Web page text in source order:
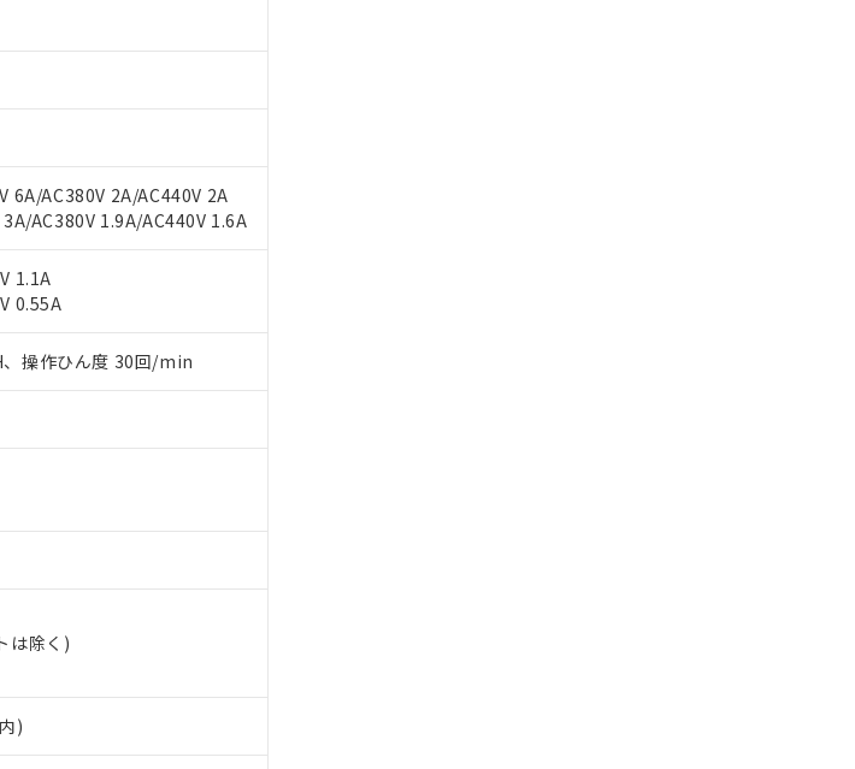
6A/AC380V 2A/AC440V 2A
AC380V 1.9A/AC440V 1.6A
1.1A
0.55A
操作ひん度 30回/min
は除く)
)
取引先、またはお客様担当のオムロン制御機器販売店・
販売ネットワーク
」をご確認ください。
承諾なく第三者に漏洩または開示しないようお願いしま
をご利用いただくには、I-Webメンバーズにご登録され
れた部品リストについて、当社および当社の共同利用者
の取引・商談に必要な範囲で利用することをご了承くだ
利用に関して"
の「1.共同利用者の範囲」に記載されて
項目は除く。
することがあります。
ます。
、過去に遡って非含有を証明するものではありません。
応では、対応完了までの期間は出荷製品に未対応品が
した。
以下であることを示します。
を超えていることを示します。
、
、 PBDEs(ポリ臭化ジフェニルエーテル類) : 1000ppm、
ル) : 1000ppm、 BBP(フタル酸ブチルベンジル) : 1000ppm、
であることを示します。
に漏えいし、環境に深刻な影響を及ぼさない年数を意
よび外国貿易法に定める商品（以下｢規制貨物等」とい
兵器、生物兵器またはその他武器並びにこれらの製造装
、上記1、2および3の内容を当該第三者に通知します。
者が違法に輸出するおそれがある場合は、取り引きをい
客様のお取引先、またはお客様担当のオムロン制御
い)
開していない機種